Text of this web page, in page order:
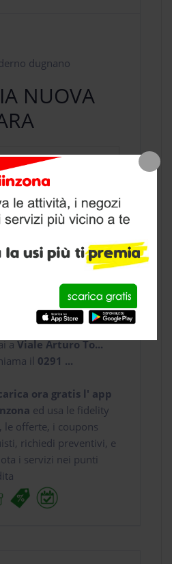
dugnano
NUOVA
a Paderno Dugnano,
gratis quiinzona e :
aViale Arturo To...
il 0291 ...
ora gratis l' app
ed usa le fidelity
le offerte, i coupons
richiedi preventivi, e
i servizi nei punti